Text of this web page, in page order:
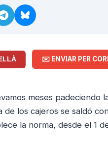
✉️ ENVIAR PER
meses padeciendo
de los cajeros se saldó
la norma, desde el 1